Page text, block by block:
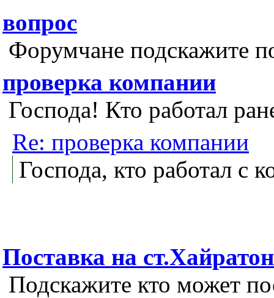
вопрос
Форумчане подскажите
проверка компании
Господа! Кто работал
Re: проверка компании
Господа, кто работал
Поставка на ст.Хайратон
Подскажите кто может